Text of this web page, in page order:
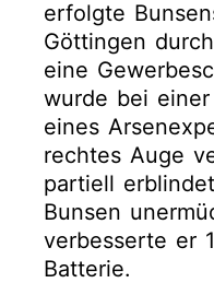
erfolgte
Göttingen
eine
wurde bei
eines
rechtes Auge
partiell
Bunsen
verbesserte er
Batterie.